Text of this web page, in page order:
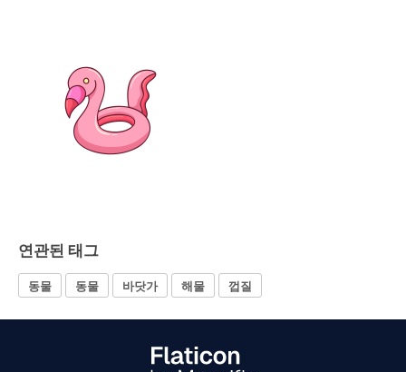
연관된 태그
동물 동물 바닷가 해물 껍질